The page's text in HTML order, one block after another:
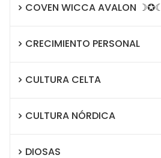
COVEN WICCA AVALON ☽✪☾
CRECIMIENTO PERSONAL
CULTURA CELTA
CULTURA NÓRDICA
DIOSAS